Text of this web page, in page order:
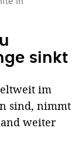
sinkt
im
sind, nimmt
weiter